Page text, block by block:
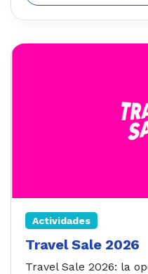
Actividades
Travel Sale 2026
Travel Sale 2026: la